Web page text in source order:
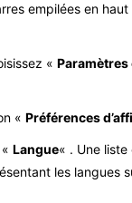
empilées en
« Paramètres
« Préférences
Langue« . Une
les langues